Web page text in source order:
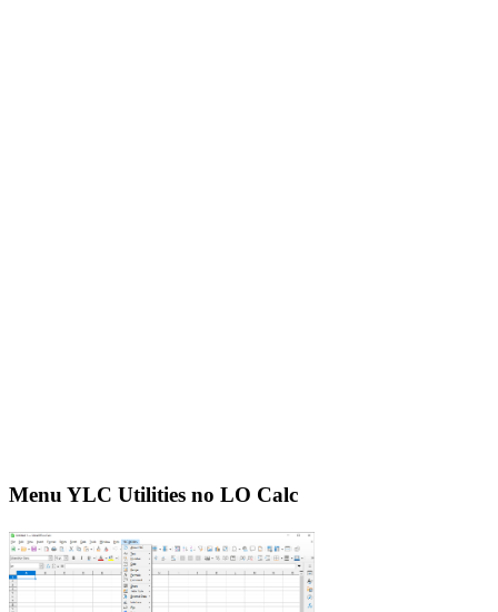
Menu YLC Utilities no LO Calc